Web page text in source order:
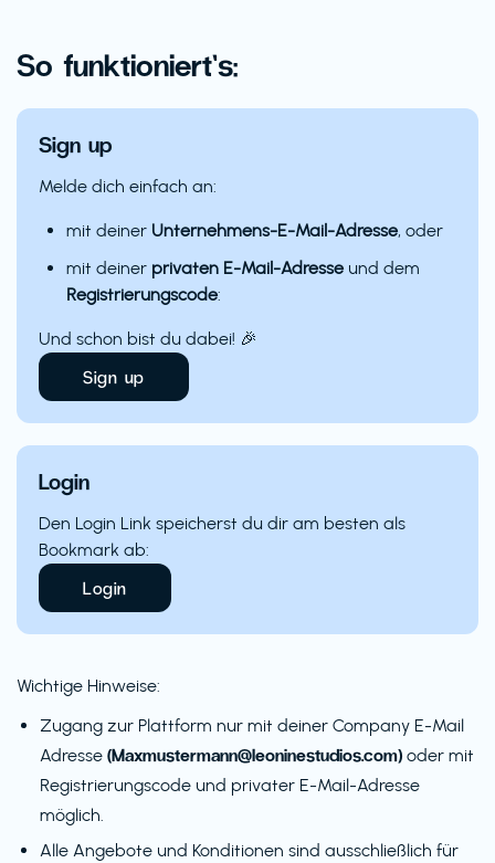
So funktioniert’s:
Sign up
Melde dich einfach an:
mit deiner Unternehmens-E-Mail-Adresse, oder
mit deiner privaten E-Mail-Adresse und dem
Registrierungscode:
Und schon bist du dabei! 🎉
Sign up
Login
Den Login Link speicherst du dir am besten als
Bookmark ab:
Login
Wichtige Hinweise:
Zugang zur Plattform nur mit deiner Company E-Mail
Adresse (Maxmustermann@leoninestudios.com) oder mit
Registrierungscode und privater E-Mail-Adresse
möglich.
Alle Angebote und Konditionen sind ausschließlich für